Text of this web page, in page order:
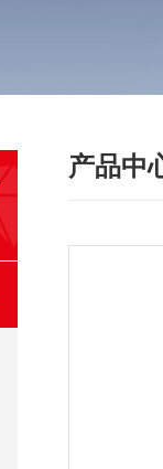
产品中